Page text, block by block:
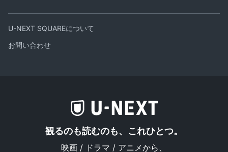
U-NEXT SQUAREについて
お問い合わせ
観るのも読むのも、これひとつ。
映画 / ドラマ / アニメから、